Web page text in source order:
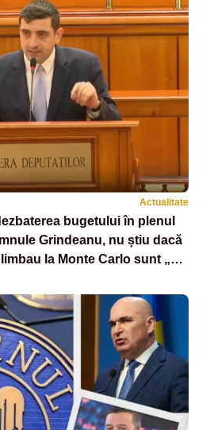
Actualitate
bugetului în plenul
Grindeanu, nu știu dacă
la Monte Carlo sunt „ăia